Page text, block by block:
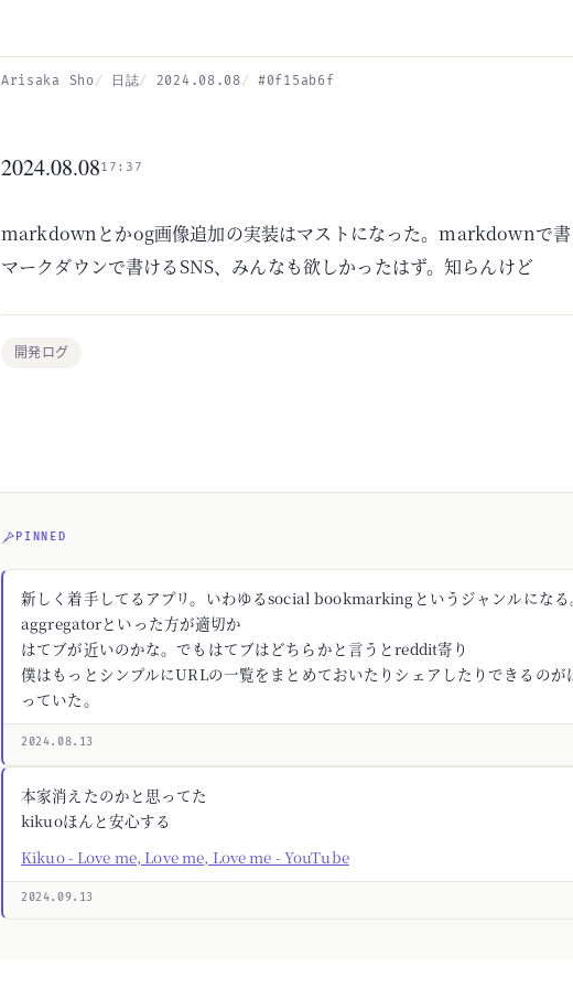
Arisaka Sho 日誌 2024.08.08 #0f15ab6f
2024.08.0817:37
markdownとかog画像追加の実装はマストになった。markdownで書
マークダウンで書けるSNS、みんなも欲しかったはず。知らんけど
開発ログ
PINNED
新しく着手してるアプリ。いわゆるsocial bookmarkingというジャンルにな
aggregatorといった方が適切か
はてブが近いのかな。でもはてブはどちらかと言うとreddit寄り
僕はもっとシンプルにURLの一覧をまとめておいたりシェアしたりできるのが
っていた。
2024.08.13
本家消えたのかと思ってた
kikuoほんと安心する
Kikuo - Love me, Love me, Love me - YouTube
2024.09.13